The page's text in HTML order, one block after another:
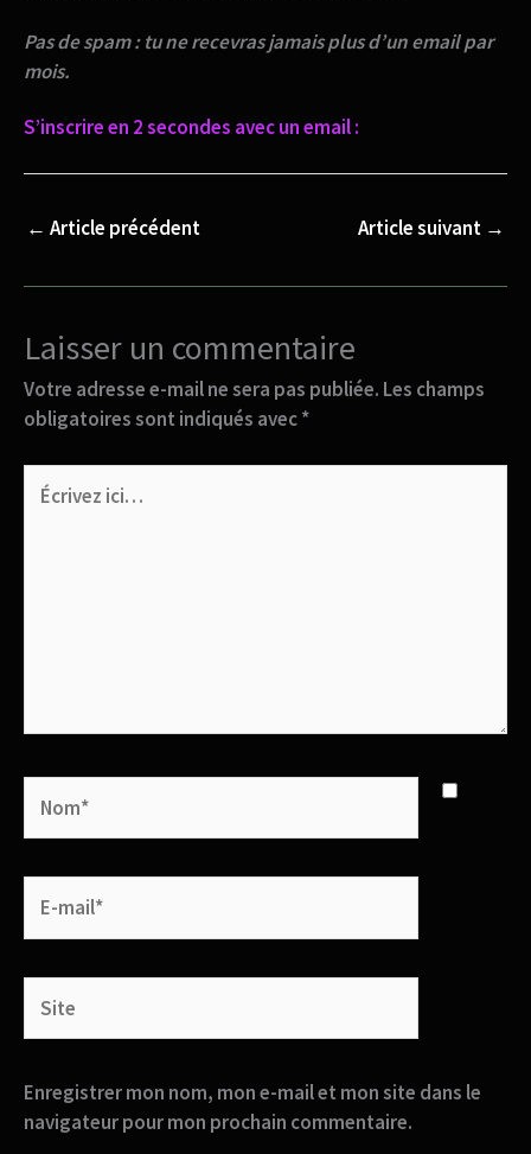
Pas de spam : tu ne recevras jamais plus d’un email par
mois.
S’inscrire en 2 secondes avec un email :
← Article précédent Article suivant →
Laisser un commentaire
Votre adresse e-mail ne sera pas publiée. Les champs
obligatoires sont indiqués avec*
Écrivez
ici…
mail*
Enregistrer mon nom, mon e-mail et mon site dans le
navigateur pour mon prochain commentaire.